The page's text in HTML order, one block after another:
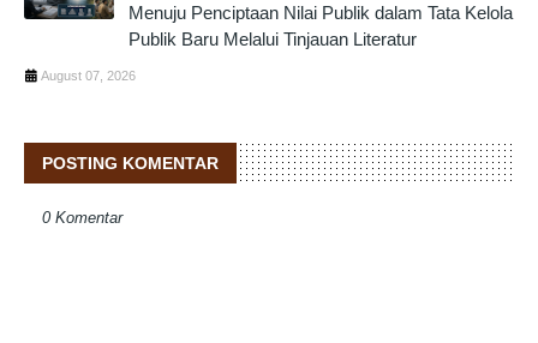
Menuju Penciptaan Nilai Publik dalam Tata Kelola
Publik Baru Melalui Tinjauan Literatur
August 07, 2026
POSTING KOMENTAR
0 Komentar